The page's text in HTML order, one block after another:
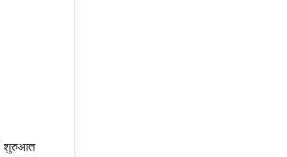
शुरुआत